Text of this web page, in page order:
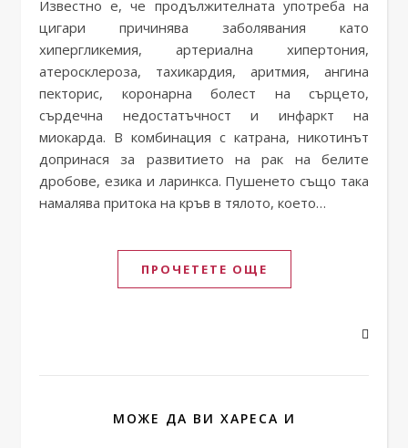
Известно е, че продължителната употреба на
цигари причинява заболявания като
хипергликемия, артериална хипертония,
атеросклероза, тахикардия, аритмия, ангина
пекторис, коронарна болест на сърцето,
сърдечна недостатъчност и инфаркт на
миокарда. В комбинация с катрана, никотинът
допринася за развитието на рак на белите
дробове, езика и ларинкса. Пушенето също така
намалява притока на кръв в тялото, което…
ПРОЧЕТЕТЕ ОЩЕ
МОЖЕ ДА ВИ ХАРЕСА И